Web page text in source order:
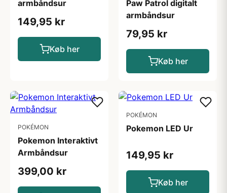
armbåndsur
149,95 kr
Køb her
Paw Patrol digitalt
armbåndsur
79,95 kr
Køb her
POKÉMON
Pokemon Interaktivt
Armbåndsur
399,00 kr
POKÉMON
Pokemon LED Ur
149,95 kr
Køb her